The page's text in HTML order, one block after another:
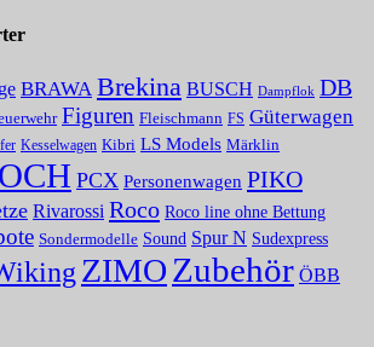
BRAWA Brekina BUSCH Dampflok DB
Figuren Fleischmann FS Güterwagen
Kesselwagen Kibri LS Models Märklin
PCX Personenwagen PIKO
Rivarossi Roco Roco line ohne Bettung
Sondermodelle Sound Spur N Sudexpress
ZIMOZubehör ÖBB